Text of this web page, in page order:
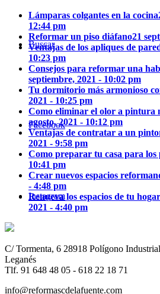
Buscar
Facebook
Instagram
Lámparas colgantes en la cocina
12:44 pm
Reformar un piso diáfano21
Ventajas de los apliques de
10:23 pm
Consejos para reformar una
septiembre, 2021 - 10:02 pm
Tu dormitorio más armonioso
2021 - 10:25 pm
Como eliminar el olor a pintura
agosto, 2021 - 10:12 pm
Ventajas de contratar a un
2021 - 9:58 pm
Como preparar tu casa para los
10:41 pm
Crear nuevos espacios
- 4:48 pm
Renueva los espacios de tu
2021 - 4:40 pm
C/ Tormenta, 6 28918 Polígono
Leganés
Tlf. 91 648 48 05 - 618 22 18 71
info@reformascdelafuente.com